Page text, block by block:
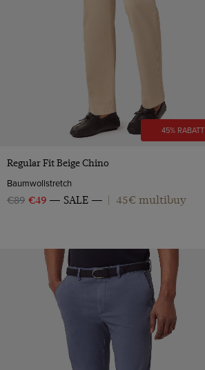
45% RABATT
VORSCHAU
Regular Fit Beige Chino
Baumwollstretch
€89 €49 SALE 45€ multibuy